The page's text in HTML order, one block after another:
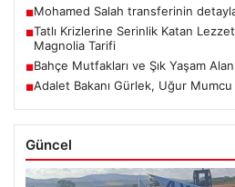
■Mohamed Salah transferinin
■Tatlı Krizlerine Serinlik Katan
Magnolia Tarifi
■Bahçe Mutfakları ve Şık Yaşam
■Adalet Bakanı Gürlek, Uğur
Güncel